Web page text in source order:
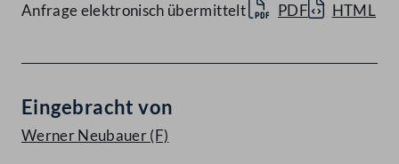
Anfrage elektronisch übermittelt
PDF HTML
Eingebracht von
Werner Neubauer(F)